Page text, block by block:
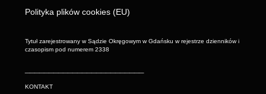
Polityka plików cookies (EU)
Tytuł zarejestrowany w Sądzie Okręgowym w Gdańsku w rejestrze dzienników i
czasopism pod numerem 2338
KONTAKT